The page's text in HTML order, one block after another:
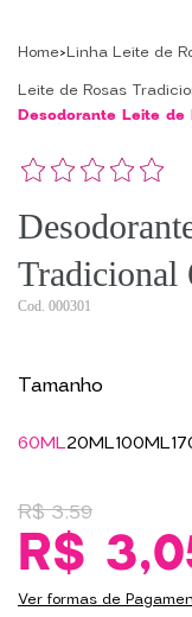
Home Linha Leite de
Leite de Rosas
Desodorante Leite
Tradicional
000301
Tamanho
60ML20ML100ML
R$ 3,59
R$
Ver formas de